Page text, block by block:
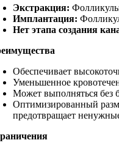
Экстракция:
Имплантация:
Нет этапа создания
Обеспечивает
Уменьшенное
Может выполняться без
Оптимизированный
предотвращает